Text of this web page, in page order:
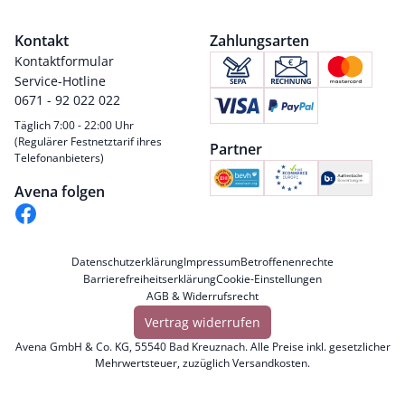
Kontakt
Kontaktformular
Service-Hotline
0671 - 92 022 022
Täglich 7:00 - 22:00 Uhr
(Regulärer Festnetztarif ihres
Telefonanbieters)
Avena folgen
Zahlungsarten
Partner
DatenschutzerklärungImpressumBetroffenenrechte
BarrierefreiheitserklärungCookie-Einstellungen
AGB & Widerrufsrecht
Vertrag widerrufen
Avena GmbH & Co. KG, 55540 Bad Kreuznach. Alle Preise inkl. gesetzlicher
Mehrwertsteuer, zuzüglichVersandkosten.